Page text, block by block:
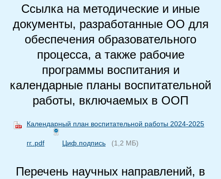
Ссылка на методические и иные
документы, разработанные ОО для
обеспечения образовательного
процесса, а также рабочие
программы воспитания и
календарные планы воспитательной
работы, включаемых в ООП
Календарный план воспитательной работы 2024-2025
гг..pdf Циф.подпись (1,2 МБ)
Перечень научных направлений, в